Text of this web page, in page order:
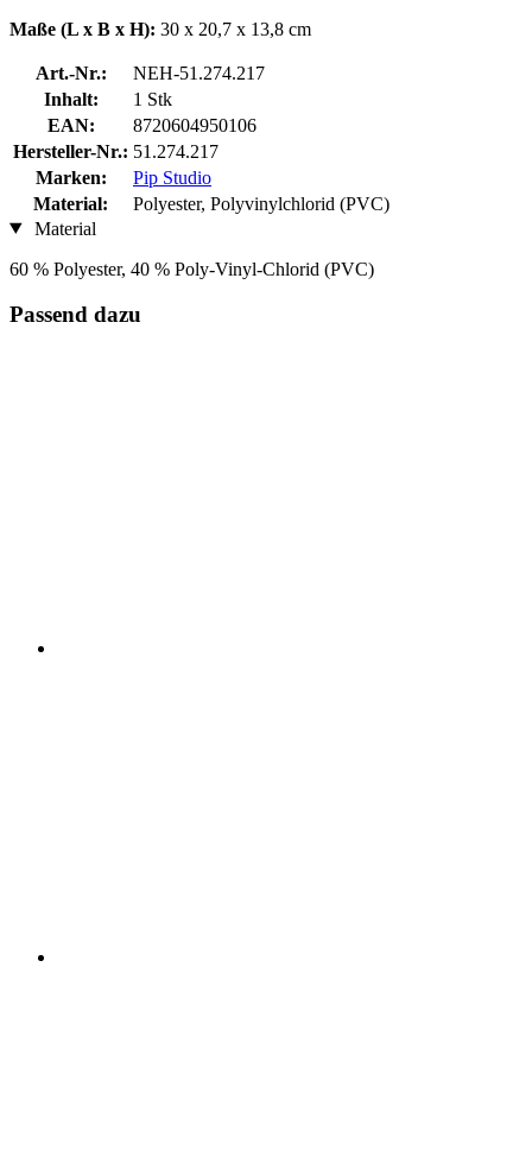
Maße (L x B x H): 30 x 20,7 x 13,8 cm
Art.-Nr.:
NEH-51.274.217
Inhalt:
1 Stk
EAN:
8720604950106
Hersteller-Nr.: 51.274.217
Marken:
Pip Studio
Material:
Polyester, Polyvinylchlorid (PVC)
Material
60 % Polyester, 40 % Poly-Vinyl-Chlorid (PVC)
Passend dazu